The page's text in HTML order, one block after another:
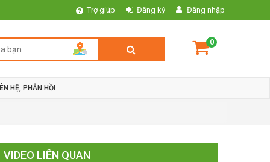
Trợ giúp Đăng ký Đăng nhập
0
HỆ, PHẢN HỒI
VIDEO LIÊN QUAN